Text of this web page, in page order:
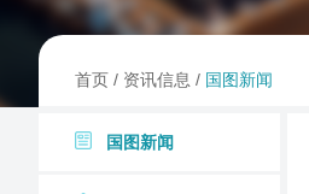
国图新闻
最新公告
馆区服务
办证须知
数字资源
特色资源
图书馆界
全国图书馆
国家图书馆
首页 / 资讯信息 / 国图新闻
国图新闻